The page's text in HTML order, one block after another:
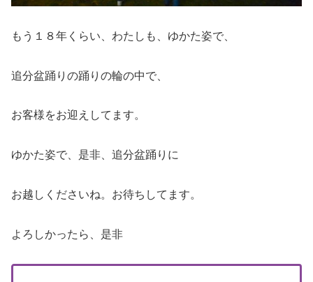
もう１８年くらい、わたしも、ゆかた姿で、
追分盆踊りの踊りの輪の中で、
お客様をお迎えしてます。
ゆかた姿で、是非、追分盆踊りに
お越しくださいね。お待ちしてます。
よろしかったら、是非